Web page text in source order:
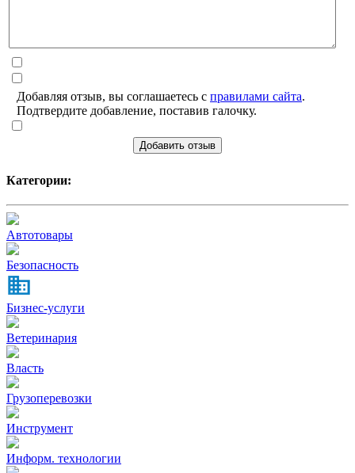
Добавляя отзыв, вы соглашаетесь с правилами сайта.
Подтвердите добавление, поставив галочку.
Добавить отзыв
Категории:
Автотовары
Безопасность
Бизнес-услуги
Ветеринария
Власть
Грузоперевозки
Инструмент
Информ. технологии